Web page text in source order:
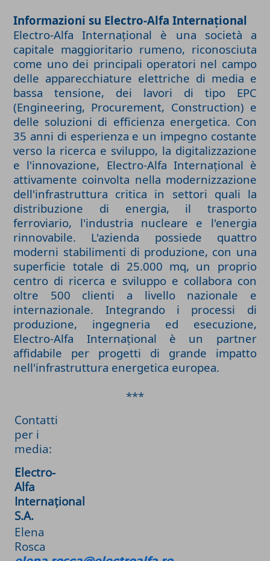
Informazioni su Electro-Alfa Internațional
Electro-Alfa Internațional è una società a
capitale maggioritario rumeno, riconosciuta
come uno dei principali operatori nel campo
delle apparecchiature elettriche di media e
bassa tensione, dei lavori di tipo EPC
(Engineering, Procurement, Construction) e
delle soluzioni di efficienza energetica. Con
35 anni di esperienza e un impegno costante
verso la ricerca e sviluppo, la digitalizzazione
e l'innovazione, Electro-Alfa Internațional è
attivamente coinvolta nella modernizzazione
dell'infrastruttura critica in settori quali la
distribuzione di energia, il trasporto
ferroviario, l'industria nucleare e l'energia
rinnovabile. L'azienda possiede quattro
moderni stabilimenti di produzione, con una
superficie totale di 25.000 mq, un proprio
centro di ricerca e sviluppo e collabora con
oltre 500 clienti a livello nazionale e
internazionale. Integrando i processi di
produzione, ingegneria ed esecuzione,
Electro-Alfa Internațional è un partner
affidabile per progetti di grande impatto
nell'infrastruttura energetica europea.
***
Contatti
per i
media:
Electro-
Alfa
Internațional
S.A.
Elena
Rosca